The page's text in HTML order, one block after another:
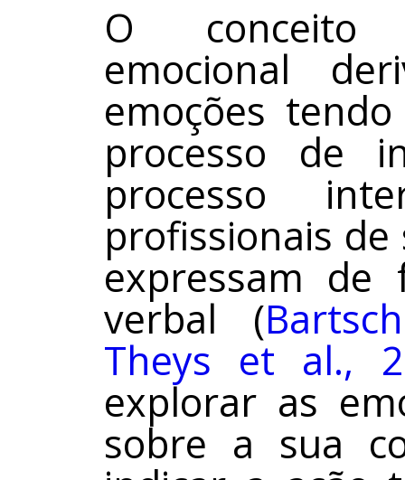
O conceito
emocional
emoções
processo de
processo
profissionais
expressam
verbal (
Theys et al.,
explorar as
sobre a sua